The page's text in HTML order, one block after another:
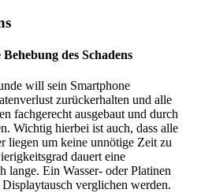
des Schadens
will sein Smartphone
zurückerhalten und alle
fachgerecht ausgebaut und durch
Wichtig hierbei ist auch, dass alle
liegen um keine unnötige Zeit zu
dauert eine
lange. Ein Wasser- oder Platinen
verglichen werden.